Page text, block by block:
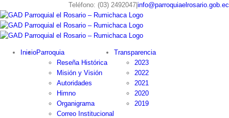
to
content
Teléfono: (03) 2492047 info@parroquiaelrosario.gob.ec
InicioParroquia
Reseña Histórica
Misión y Visión
Autoridades
Himno
Organigrama
Correo Institucional
Transparencia
2023
2022
2021
2020
2019